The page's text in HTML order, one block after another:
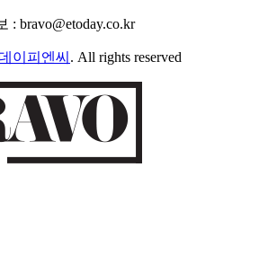
: bravo@etoday.co.kr
이피엔씨 . All rights reserved